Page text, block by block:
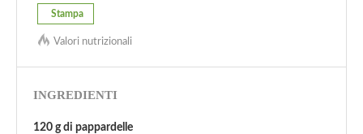
Stampa
Valori nutrizionali
INGREDIENTI
120 g di pappardelle